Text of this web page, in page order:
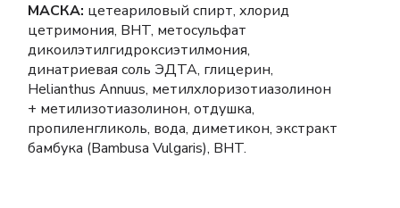
МАСКА: цетеариловый спирт, хлорид
цетримония, BHT, метосульфат
дикоилэтилгидроксиэтилмония,
динатриевая соль ЭДТА, глицерин,
Helianthus Annuus, метилхлоризотиазолинон
+ метилизотиазолинон, отдушка,
пропиленгликоль, вода, диметикон, экстракт
бамбука (Bambusa Vulgaris), BHT.